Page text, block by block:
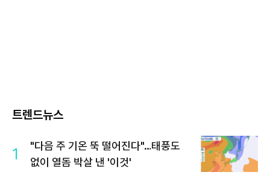
트렌드뉴스
1
"다음 주 기온 뚝 떨어진다"…태풍도
없이 열돔 박살 낸 '이것'